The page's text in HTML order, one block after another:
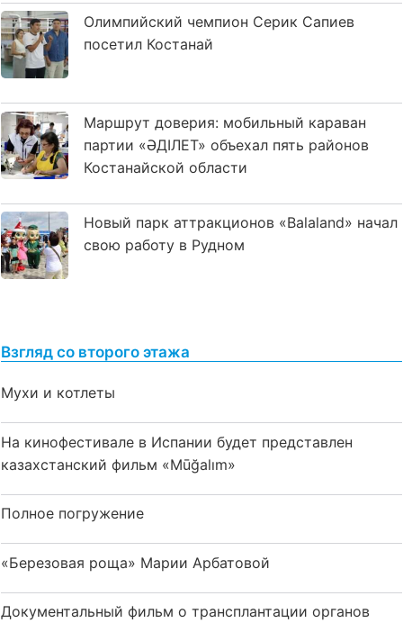
Олимпийский чемпион Серик Сапиев
посетил Костанай
Маршрут доверия: мобильный караван
партии «ӘДІЛЕТ» объехал пять районов
Костанайской области
Новый парк аттракционов «Balaland» начал
свою работу в Рудном
Взгляд со второго этажа
Мухи и котлеты
На кинофестивале в Испании будет представлен
казахстанский фильм «Mūğalım»
Полное погружение
«Березовая роща» Марии Арбатовой
Документальный фильм о трансплантации органов